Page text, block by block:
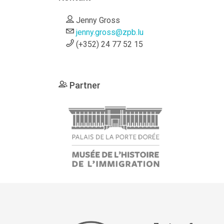
Jenny Gross
jenny.gross@zpb.lu
(+352) 24 77 52 15
Partner